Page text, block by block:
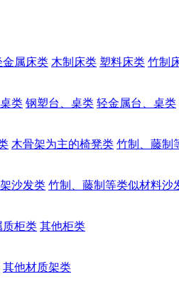
金属床类 木制床类 塑料床类 竹制
类 钢塑台、桌类 轻金属台、桌类
木骨架为主的椅凳类 竹制、藤制
沙发类 竹制、藤制等类似材料沙
质柜类 其他柜类
其他材质架类